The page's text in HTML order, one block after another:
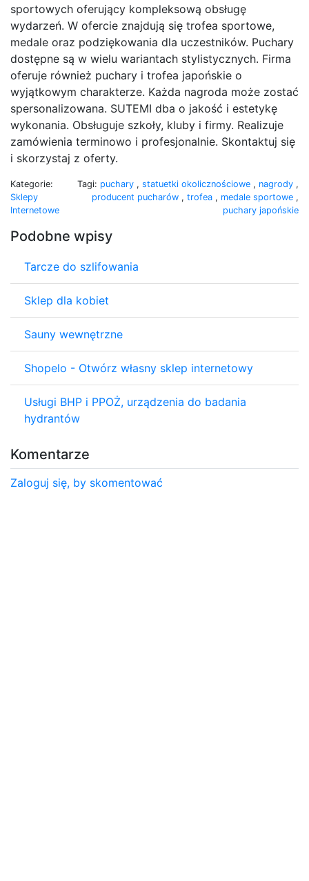
sportowych oferujący kompleksową obsługę
wydarzeń. W ofercie znajdują się trofea sportowe,
medale oraz podziękowania dla uczestników. Puchary
dostępne są w wielu wariantach stylistycznych. Firma
oferuje również puchary i trofea japońskie o
wyjątkowym charakterze. Każda nagroda może zostać
spersonalizowana. SUTEMI dba o jakość i estetykę
wykonania. Obsługuje szkoły, kluby i firmy. Realizuje
zamówienia terminowo i profesjonalnie. Skontaktuj się
i skorzystaj z oferty.
Kategorie:
Sklepy
Internetowe
Tagi: puchary , statuetki okolicznościowe , nagrody ,
producent pucharów , trofea , medale sportowe ,
puchary japońskie
Podobne wpisy
Tarcze do szlifowania
Sklep dla kobiet
Sauny wewnętrzne
Shopelo - Otwórz własny sklep internetowy
Usługi BHP i PPOŻ, urządzenia do badania
hydrantów
Komentarze
Zaloguj się, by skomentować